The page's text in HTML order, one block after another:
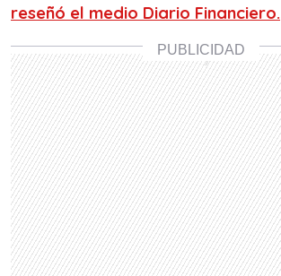
reseñó el medio Diario Financiero.